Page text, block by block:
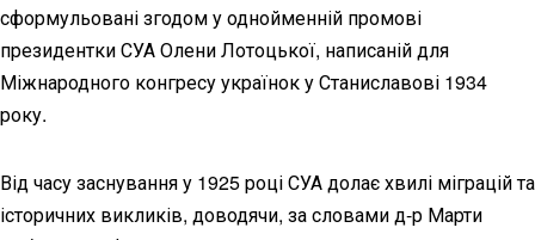
сформульовані згодом у однойменній промові
президентки СУА Олени Лотоцької, написаній для
Міжнародного конгресу українок у Станиславові 1934
року.
Від часу заснування у 1925 році СУА долає хвилі міграцій та
історичних викликів, доводячи, за словами д-р Марти